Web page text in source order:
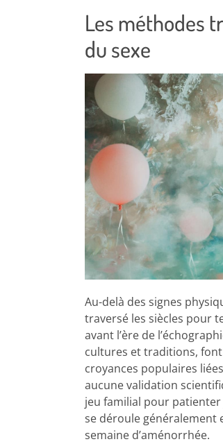
Les méthodes
du sexe
Au-delà des signes
traversé les siècles pour
avant l’ère de
cultures et traditions,
croyances populaires
aucune validation
jeu familial pour patienter
se déroule généralement
semaine d’aménorrhée.